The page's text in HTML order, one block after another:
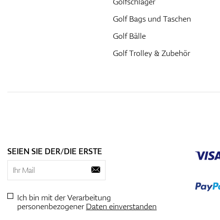
Golf Bags und Taschen
Golf Bälle
Golf Trolley & Zubehör
SEIEN SIE DER/DIE ERSTE
Ich bin mit der Verarbeitung
personenbezogenerDaten einverstanden